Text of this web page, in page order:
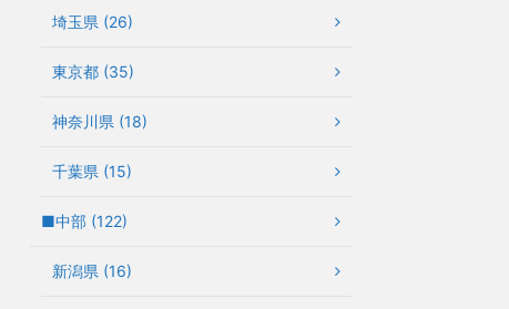
埼玉県 (26)
東京都 (35)
神奈川県 (18)
千葉県 (15)
■中部 (122)
新潟県 (16)